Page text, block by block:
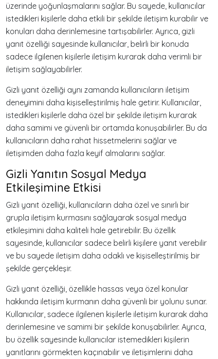
üzerinde yoğunlaşmalarını sağlar. Bu sayede, kullanıcılar
istedikleri kişilerle daha etkili bir şekilde iletişim kurabilir ve
konuları daha derinlemesine tartışabilirler. Ayrıca, gizli
yanıt özelliği sayesinde kullanıcılar, belirli bir konuda
sadece ilgilenen kişilerle iletişim kurarak daha verimli bir
iletişim sağlayabilirler.
Gizli yanıt özelliği aynı zamanda kullanıcıların iletişim
deneyimini daha kişiselleştirilmiş hale getirir. Kullanıcılar,
istedikleri kişilerle daha özel bir şekilde iletişim kurarak
daha samimi ve güvenli bir ortamda konuşabilirler. Bu da
kullanıcıların daha rahat hissetmelerini sağlar ve
iletişimden daha fazla keyif almalarını sağlar.
Gizli Yanıtın Sosyal Medya
Etkileşimine Etkisi
Gizli yanıt özelliği, kullanıcıların daha özel ve sınırlı bir
grupla iletişim kurmasını sağlayarak sosyal medya
etkileşimini daha kaliteli hale getirebilir. Bu özellik
sayesinde, kullanıcılar sadece belirli kişilere yanıt verebilir
ve bu sayede iletişim daha odaklı ve kişiselleştirilmiş bir
şekilde gerçekleşir.
Gizli yanıt özelliği, özellikle hassas veya özel konular
hakkında iletişim kurmanın daha güvenli bir yolunu sunar.
Kullanıcılar, sadece ilgilenen kişilerle iletişim kurarak daha
derinlemesine ve samimi bir şekilde konuşabilirler. Ayrıca,
bu özellik sayesinde kullanıcılar istemedikleri kişilerin
yanıtlarını görmekten kaçınabilir ve iletişimlerini daha